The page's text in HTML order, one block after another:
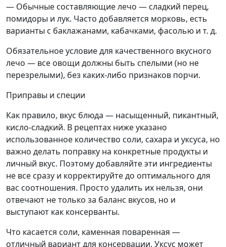
— Обычные составляющие лечо — сладкий перец,
помидоры и лук. Часто добавляется морковь, есть
варианты с баклажанами, кабачками, фасолью и т. д.
Обязательное условие для качественного вкусного
лечо — все овощи должны быть спелыми (но не
перезрелыми), без каких-либо признаков порчи.
Приправы и специи
Как правило, вкус блюда — насыщенный, пикантный,
кисло-сладкий. В рецептах ниже указано
использованное количество соли, сахара и уксуса, но
важно делать поправку на конкретные продукты и
личный вкус. Поэтому добавляйте эти ингредиенты
не все сразу и корректируйте до оптимального для
вас соотношения. Просто удалить их нельзя, они
отвечают не только за баланс вкусов, но и
выступают как консерванты.
Что касается соли, каменная поваренная —
отличный вариант для консервации. Уксус может